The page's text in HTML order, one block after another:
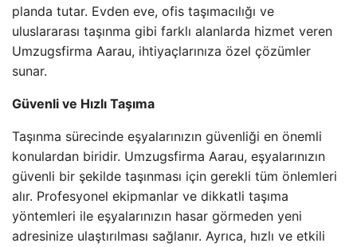
planda tutar. Evden eve, ofis taşımacılığı ve
uluslararası taşınma gibi farklı alanlarda hizmet veren
Umzugsfirma Aarau, ihtiyaçlarınıza özel çözümler
sunar.
Güvenli ve Hızlı Taşıma
Taşınma sürecinde eşyalarınızın güvenliği en önemli
konulardan biridir. Umzugsfirma Aarau, eşyalarınızın
güvenli bir şekilde taşınması için gerekli tüm önlemleri
alır. Profesyonel ekipmanlar ve dikkatli taşıma
yöntemleri ile eşyalarınızın hasar görmeden yeni
adresinize ulaştırılması sağlanır. Ayrıca, hızlı ve etkili